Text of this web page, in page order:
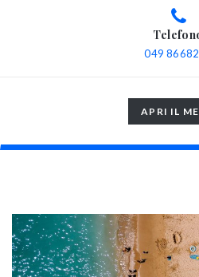
049
TOGGLE
APRI IL